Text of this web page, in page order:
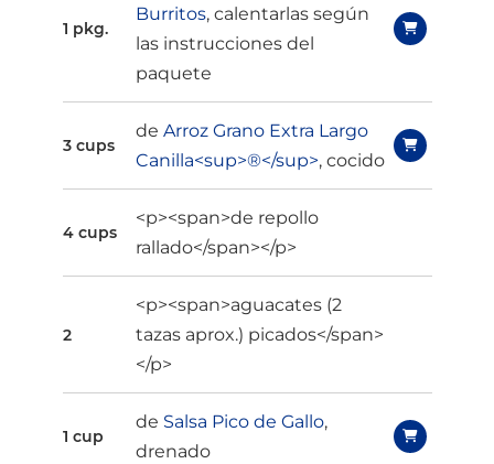
1 pkg.
Burritos, calentarlas según
las instrucciones del
paquete
3 cups
de Arroz Grano Extra Largo
Canilla<sup>®</sup>, cocido
4 cups
<p><span>de repollo
rallado</span></p>
2
<p><span>aguacates (2
tazas aprox.) picados</span>
</p>
1 cup
de Salsa Pico de Gallo,
drenado